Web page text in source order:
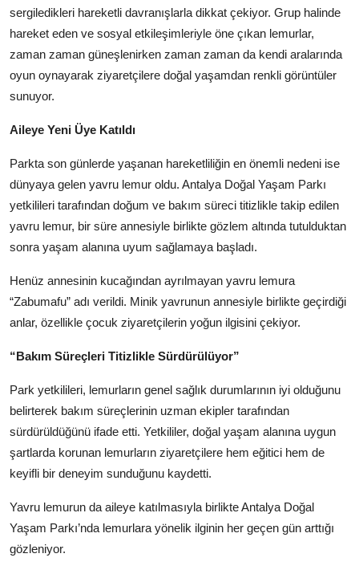
Gastronomi
E-GAZETE
sergiledikleri hareketli davranışlarla dikkat çekiyor. Grup halinde
hareket eden ve sosyal etkileşimleriyle öne çıkan lemurlar,
zaman zaman güneşlenirken zaman zaman da kendi aralarında
oyun oynayarak ziyaretçilere doğal yaşamdan renkli görüntüler
sunuyor.
Aileye Yeni Üye Katıldı
Parkta son günlerde yaşanan hareketliliğin en önemli nedeni ise
dünyaya gelen yavru lemur oldu. Antalya Doğal Yaşam Parkı
yetkilileri tarafından doğum ve bakım süreci titizlikle takip edilen
yavru lemur, bir süre annesiyle birlikte gözlem altında tutulduktan
sonra yaşam alanına uyum sağlamaya başladı.
Henüz annesinin kucağından ayrılmayan yavru lemura
“Zabumafu” adı verildi. Minik yavrunun annesiyle birlikte geçirdiği
anlar, özellikle çocuk ziyaretçilerin yoğun ilgisini çekiyor.
“Bakım Süreçleri Titizlikle Sürdürülüyor”
Park yetkilileri, lemurların genel sağlık durumlarının iyi olduğunu
belirterek bakım süreçlerinin uzman ekipler tarafından
sürdürüldüğünü ifade etti. Yetkililer, doğal yaşam alanına uygun
şartlarda korunan lemurların ziyaretçilere hem eğitici hem de
keyifli bir deneyim sunduğunu kaydetti.
Yavru lemurun da aileye katılmasıyla birlikte Antalya Doğal
Yaşam Parkı’nda lemurlara yönelik ilginin her geçen gün arttığı
gözleniyor.